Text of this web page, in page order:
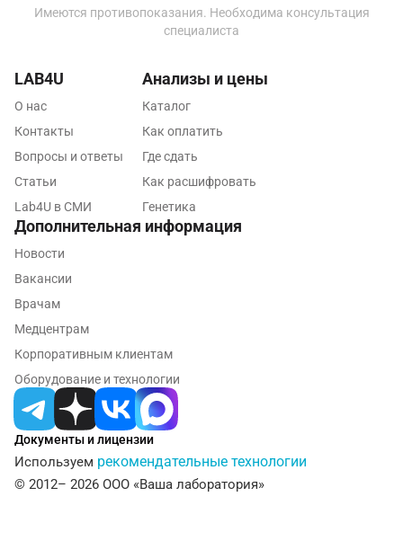
Обнинск
Омск
Оренбург
Павловский посад
Пенза
Пермь
Подольск
Имеются противопоказания. Необходима консультация
специалиста
Документы и лицензии
Используем рекомендательные технологии
© 2012– 2026 ООО «Ваша лаборатория»
LAB4U
О нас
Контакты
Вопросы и ответы
Статьи
Lab4U в СМИ
Анализы и цены
Каталог
Как оплатить
Где сдать
Как расшифровать
Генетика
Дополнительная информация
Новости
Вакансии
Врачам
Медцентрам
Корпоративным клиентам
Оборудование и технологии